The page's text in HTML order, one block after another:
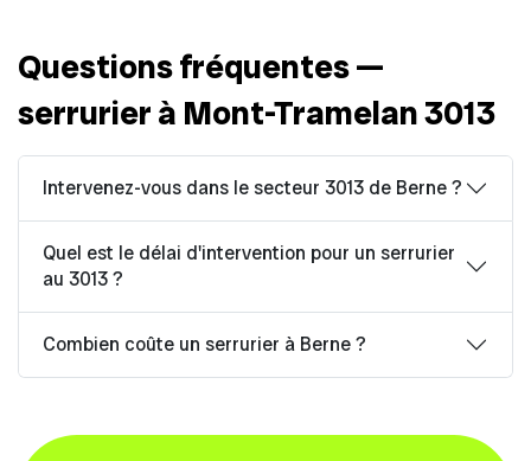
Questions fréquentes —
serrurier à Mont-Tramelan 3013
Intervenez-vous dans le secteur 3013 de Berne ?
Quel est le délai d'intervention pour un serrurier
au 3013 ?
Combien coûte un serrurier à Berne ?